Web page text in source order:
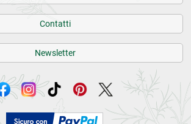
Contatti
Newsletter